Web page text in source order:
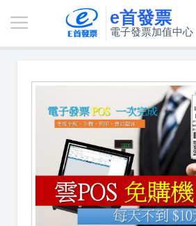
e首發票
電子發票加值中心